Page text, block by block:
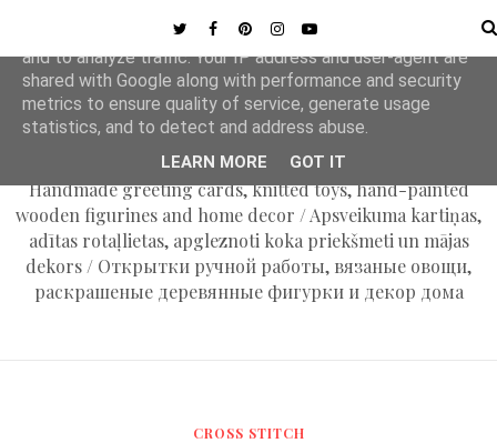
MAPLE APPLE
Handmade greeting cards, knitted toys, hand-painted
wooden figurines and home decor / Apsveikuma kartiņas,
adītas rotaļlietas, apgleznoti koka priekšmeti un mājas
dekors / Открытки ручной работы, вязаные овощи,
раскрашеные деревянные фигурки и декор дома
CROSS STITCH
This site uses cookies from Google to deliver its services
and to analyze traffic. Your IP address and user-agent are
shared with Google along with performance and security
metrics to ensure quality of service, generate usage
statistics, and to detect and address abuse.
LEARN MORE GOT IT